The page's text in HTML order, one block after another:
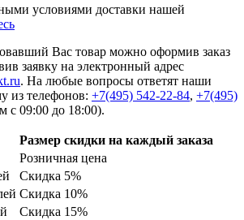
условиями доставки нашей
Вас товар можно оформив заказ
заявку на электронный адрес
. На любые вопросы ответят наши
из телефонов: +7(495) 542-22-84, +7(495)
с 09:00 до 18:00).
Размер скидки на каждый заказа
Розничная цена
Скидка 5%
Скидка 10%
Скидка 15%